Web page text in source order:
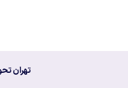
تهران